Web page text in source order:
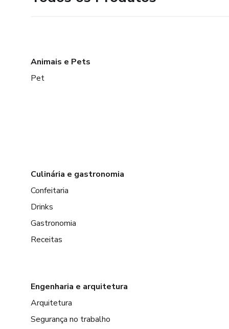
Animais e Pets
Pet
Culinária e gastronomia
Confeitaria
Drinks
Gastronomia
Receitas
Engenharia e arquitetura
Arquitetura
Segurança no trabalho